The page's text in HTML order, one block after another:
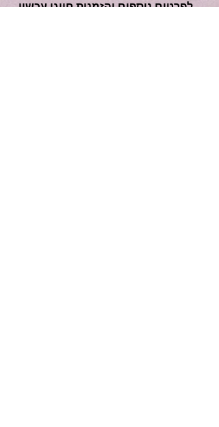
לפרטים נוספים והזמנות חייגו עכשיו